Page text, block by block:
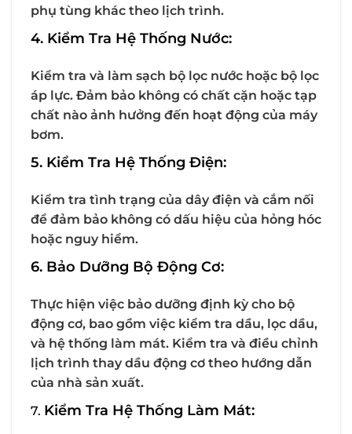
phụ tùng khác theo lịch trình.
4. Kiểm Tra Hệ Thống Nước:
Kiểm tra và làm sạch bộ lọc nước hoặc bộ lọc
áp lực. Đảm bảo không có chất cặn hoặc tạp
chất nào ảnh hưởng đến hoạt động của máy
bơm.
5. Kiểm Tra Hệ Thống Điện:
Kiểm tra tình trạng của dây điện và cắm nối
để đảm bảo không có dấu hiệu của hỏng hóc
hoặc nguy hiểm.
6. Bảo Dưỡng Bộ Động Cơ:
Thực hiện việc bảo dưỡng định kỳ cho bộ
động cơ, bao gồm việc kiểm tra dầu, lọc dầu,
và hệ thống làm mát. Kiểm tra và điều chỉnh
lịch trình thay dầu động cơ theo hướng dẫn
của nhà sản xuất.
7. Kiểm Tra Hệ Thống Làm Mát: